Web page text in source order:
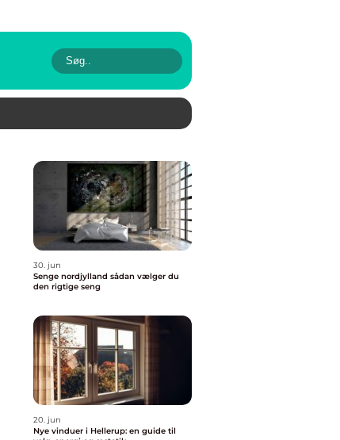
30. jun
Senge nordjylland sådan vælger du
den rigtige seng
20. jun
Nye vinduer i Hellerup: en guide til